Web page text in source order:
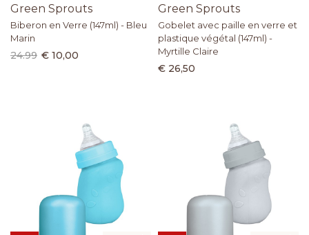
Green Sprouts
Biberon en Verre (147ml) - Bleu
Marin
24.99 € 10,00
Green Sprouts
Gobelet avec paille en verre et
plastique végétal (147ml) -
Myrtille Claire
€ 26,50